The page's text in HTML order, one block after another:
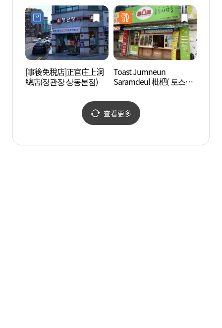
[事後免稅店]正官庄上洞
總店(정관장 상동본점)
Toast Jumneun
Saramdeul 枇杷( 토스트
查看更多